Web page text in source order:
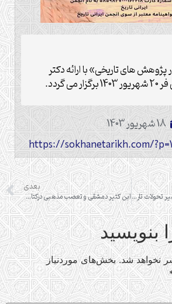
های تاریخی» با ارائه دکتر
گردد.
18 شهریور 1403
نشست «زنان، خانواده و سیر تحولات تاریخی»
بعدی
ابن کثیر دمشقی و تعصب مذهبی درکتاب البدایة و النهایة
بنویسید
نخواهد شد. بخش‌های موردنیاز